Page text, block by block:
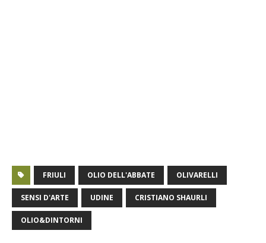
FRIULI OLIO DELL'ABBATE OLIVARELLI
SENSI D'ARTE UDINE CRISTIANO SHAURLI
OLIO&DINTORNI